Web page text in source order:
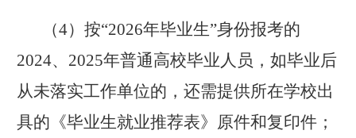
（4） 按“2026年毕业生”身份报考的
2024、 2025年普通高校毕业人员，如毕业后
从未落实工作单位的，还需提供所在学校出
具的《毕业生就业推荐表》原件和复印件；